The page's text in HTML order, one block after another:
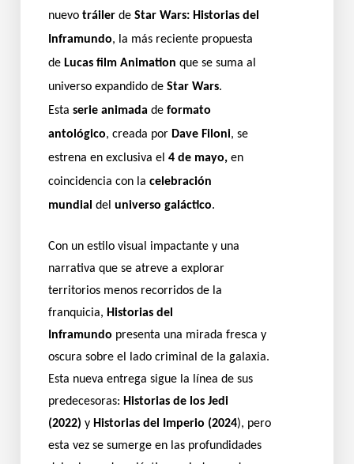
nuevo tráiler de Star Wars: Historias del
Inframundo, la más reciente propuesta
de Lucas film Animation que se suma al
universo expandido de Star Wars.
Esta serie animada de formato
antológico, creada por Dave Filoni, se
estrena en exclusiva el 4 de mayo, en
coincidencia con la celebración
mundial del universo galáctico.
Con un estilo visual impactante y una
narrativa que se atreve a explorar
territorios menos recorridos de la
franquicia, Historias del
Inframundo presenta una mirada fresca y
oscura sobre el lado criminal de la galaxia.
Esta nueva entrega sigue la línea de sus
predecesoras: Historias de los Jedi
(2022) y Historias del Imperio (2024), pero
esta vez se sumerge en las profundidades